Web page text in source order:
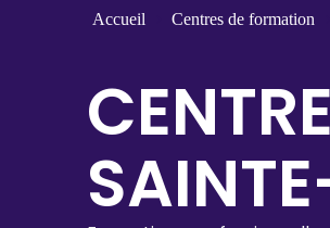
Accueil Centres de formation